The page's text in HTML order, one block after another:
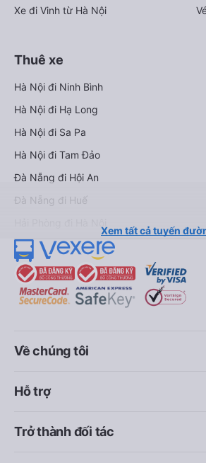
Xe đi Vinh từ Hà Nội
Thuê xe
Hà Nội đi Ninh Bình
Hà Nội đi Hạ Long
Hà Nội đi Sa Pa
Hà Nội đi Tam Đảo
Đà Nẵng đi Hội An
Đà Nẵng đi Huế
Xem tất cả tuyến
Về chúng tôi
Hỗ trợ
Trở thành đối tác